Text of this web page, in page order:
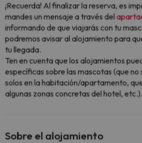
¡Recuerda! Al finalizar la reserva, es
mandes un mensaje a través del
informando de que viajarás con tu
podremos avisar al alojamiento para
tu llegada.
Ten en cuenta que los alojamientos
específicas sobre las mascotas (que
solos en la habitación/apartamento,
algunas zonas concretas del hotel, etc.).
Sobre el alojamiento